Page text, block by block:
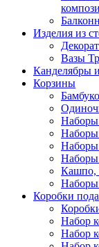
Изделия из
Вазы
Канделябры
Корзины
Наборы
Наборы
Наборы
Наборы
Кашпо,
Наборы
Коробки
Набор
Набор